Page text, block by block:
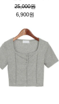
25,000원
6,900원